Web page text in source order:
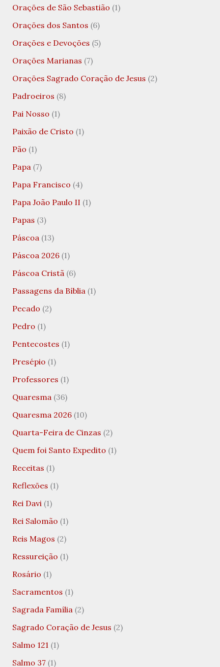
Orações de São Sebastião (1)
Orações dos Santos (6)
Orações e Devoções (5)
Orações Marianas (7)
Orações Sagrado Coração de Jesus (2)
Padroeiros (8)
Pai Nosso (1)
Paixão de Cristo (1)
Pão (1)
Papa(7)
Papa Francisco (4)
Papa João Paulo II (1)
Papas (3)
Páscoa(13)
Páscoa 2026(1)
Páscoa Cristã(6)
Passagens da Bíblia(1)
Pecado (2)
Pedro (1)
Pentecostes (1)
Presépio (1)
Professores (1)
Quaresma(36)
Quaresma 2026(10)
Quarta-Feira de Cinzas (2)
Quem foi Santo Expedito (1)
Receitas (1)
Reflexões (1)
Rei Davi(1)
Rei Salomão (1)
Reis Magos (2)
Ressureição (1)
Rosário (1)
Sacramentos (1)
Sagrada Família(2)
Sagrado Coração de Jesus (2)
Salmo 121 (1)
Salmo 37(1)